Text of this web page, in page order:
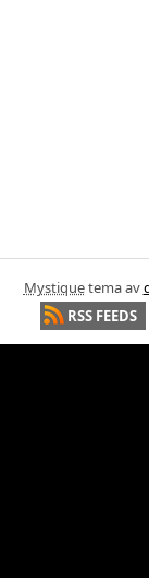
Mystiquetema av
RSS FEEDS